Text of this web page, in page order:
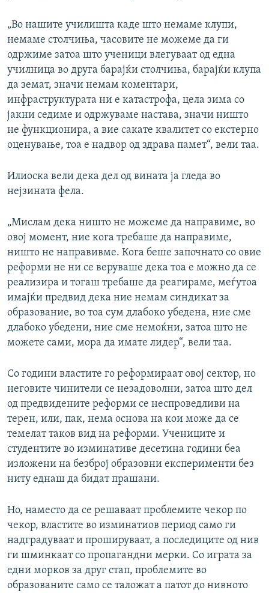
„Во нашите училишта каде што немаме клупи,
немаме столчиња, часовите не можеме да ги
одржиме затоа што ученици влегуваат од една
училница во друга барајќи столчиња, барајќи клупа
да земат, значи немам коментари,
инфраструктурата ни е катастрофа, цела зима со
јакни седиме и одржуваме настава, значи ништо
не функционира, а вие сакате квалитет со екстерно
оценување, тоа е надвор од здрава памет“, вели таа.
Илиоска вели дека дел од вината ја гледа во
нејзината фела.
„Мислам дека ништо не можеме да направиме, во
овој момент, ние кога требаше да направиме,
ништо не направивме. Кога беше започнато со овие
реформи не ни се веруваше дека тоа е можно да се
реализира и тогаш требаше да реагираме, меѓутоа
имајќи предвид дека ние немам синдикат за
образование, во тоа сум длабоко убедена, ние сме
длабоко убедени, ние сме немоќни, затоа што не
можете сами, мора да имате лидер“, вели таа.
Со години властите го реформираат овој сектор, но
неговите чинители се незадоволни, затоа што дел
од предвидените реформи се неспроведливи на
терен, или, пак, нема основа на кои може да се
темелат таков вид на реформи. Учениците и
студентите во изминативе десетина години беа
изложени на безброј образовни експерименти без
ниту еднаш да бидат прашани.
Но, наместо да се решаваат проблемите чекор по
чекор, властите во изминатиов период само ги
надградуваат и прошируваат, а последиците од нив
ги шминкаат со пропагандни мерки. Со играта за
едни морков за друг стап, проблемите во
образованите само се таложат а патот до нивното